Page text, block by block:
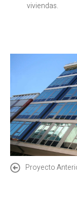
viviendas.
Proyecto